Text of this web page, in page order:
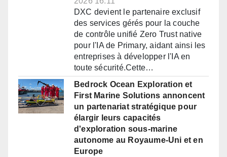
DXC devient le partenaire exclusif
des services gérés pour la couche
de contrôle unifié Zero Trust native
pour l'IA de Primary, aidant ainsi les
entreprises à développer l'IA en
toute sécurité.Cette…
Bedrock Ocean Exploration et
First Marine Solutions annoncent
un partenariat stratégique pour
élargir leurs capacités
d'exploration sous-marine
autonome au Royaume-Uni et en
Europe